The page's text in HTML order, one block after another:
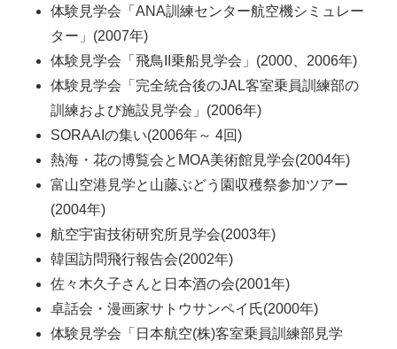
体験見学会「ANA訓練センター航空機シミュレー
ター」(2007年)
体験見学会「飛鳥II乗船見学会」(2000、2006年)
体験見学会「完全統合後のJAL客室乗員訓練部の
訓練および施設見学会」(2006年)
SORAAIの集い(2006年～ 4回)
熱海・花の博覧会とMOA美術館見学会(2004年)
富山空港見学と山藤ぶどう園収穫祭参加ツアー
(2004年)
航空宇宙技術研究所見学会(2003年)
韓国訪問飛行報告会(2002年)
佐々木久子さんと日本酒の会(2001年)
卓話会・漫画家サトウサンペイ氏(2000年)
体験見学会「日本航空(株)客室乗員訓練部見学